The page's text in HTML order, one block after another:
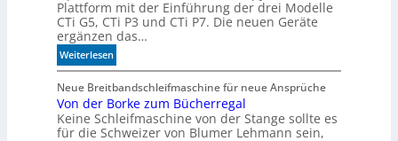
o
d
e
l
l
e
n
r
a
n
d
e
n
Plattform mit der Einführung der drei Modelle
CTi G5, CTi P3 und CTi P7. Die neuen Geräte
ergänzen das…
Weiterlesen:
S
p
e
z
Neue Breitbandschleifmaschine für neue Ansprüche
Von der Borke zum Bücherregal
Keine Schleifmaschine von der Stange sollte es
für die Schweizer von Blumer Lehmann sein,